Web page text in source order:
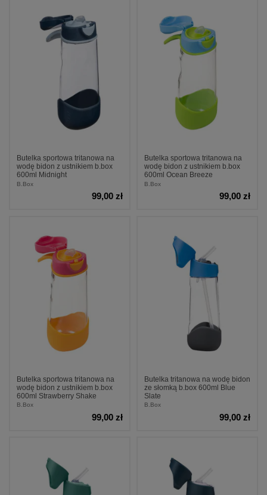
Butelka sportowa tritanowa na
wodę bidon z ustnikiem b.box
600ml Midnight
B.Box
99,00 zł
Butelka sportowa tritanowa na
wodę bidon z ustnikiem b.box
600ml Ocean Breeze
B.Box
99,00 zł
Butelka sportowa tritanowa na
wodę bidon z ustnikiem b.box
600ml Strawberry Shake
B.Box
99,00 zł
Butelka tritanowa na wodę bidon
ze słomką b.box 600ml Blue
Slate
B.Box
99,00 zł